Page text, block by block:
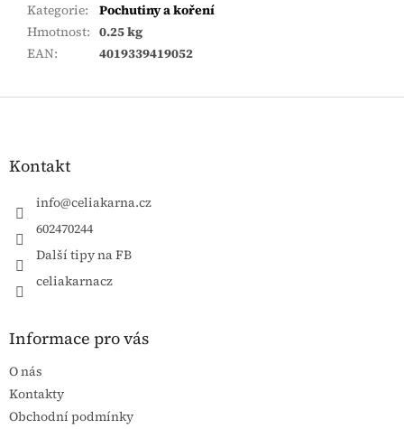
Kategorie:
Pochutiny a koření
Hmotnost: 0.25 kg
EAN: 4019339419052
Zápatí
Kontakt
info@celiakarna.cz
602470244
Další tipy na FB
celiakarnacz
Informace pro vás
O nás
Kontakty
Obchodní podmínky